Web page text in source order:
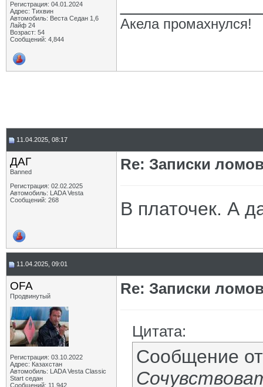
Регистрация: 04.01.2024
Адрес: Тихвин
Автомобиль: Веста Седан 1,6
Лайф 24
Возраст: 54
Сообщений: 4,844
Акела промахнулся!
11.04.2025, 08:17
ДАГ
Banned
Регистрация: 02.02.2025
Автомобиль: LADA Vesta
Сообщений: 268
Re: Записки
В платочек. А
11.04.2025, 09:01
OFA
Продвинутый
Регистрация: 03.10.2022
Адрес: Казахстан
Автомобиль: LADA Vesta Classic
Start седан
Сообщений: 11,942
Re: Записки
Цитата:
Сообщение